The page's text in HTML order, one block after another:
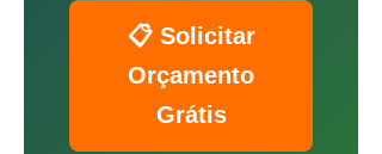
📋 Solicitar
Orçamento
Grátis